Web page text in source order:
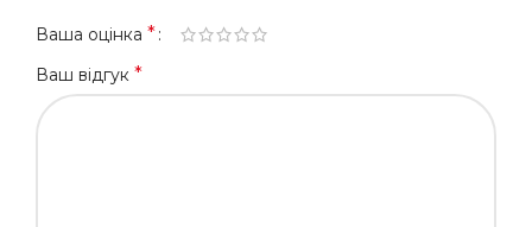
Ваша оцінка *
Ваш відгук *